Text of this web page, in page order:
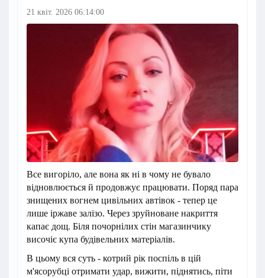
21 квіт. 2026 06:14:00
Все вигоріло, але вона як ні в чому не бувало
відновлюється й продовжує працювати. Поряд пара
знищених вогнем цивільних автівок - тепер це
лише іржаве залізо. Через зруйноване накриття
капає дощ. Біля почорнілих стін магазинчику
височіє купа будівельних матеріалів.
В цьому вся суть - котрий рік поспіль в цій
м'ясорубці отримати удар, вижити, піднятись, піти